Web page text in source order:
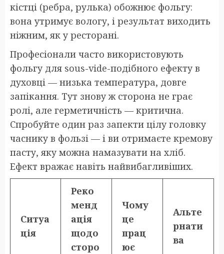
кістці (ребра, рулька) обожнює фольгу:
вона утримує вологу, і результат виходить
ніжним, як у ресторані.
Професіонали часто використовують
фольгу для sous-vide-подібного ефекту в
духовці — низька температура, довге
запікання. Тут знову ж сторона не грає
ролі, але герметичність — критична.
Спробуйте один раз запекти цілу головку
часнику в фользі — і ви отримаєте кремову
пасту, яку можна намазувати на хліб.
Ефект вражає навіть найвибагливіших.
Ситуа
ція
Реко
менд
ація
щодо
сторо
Чому
це
прац
ює
Альте
рнати
ва